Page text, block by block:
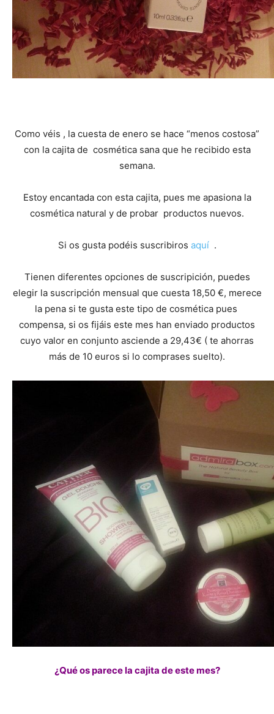
Como véis , la cuesta de enero se hace “menos costosa”
con la cajita de cosmética sana que he recibido esta
semana.
Estoy encantada con esta cajita, pues me apasiona la
cosmética natural y de probar productos nuevos.
Si os gusta podéis suscribiros aquí.
Tienen diferentes opciones de suscripición, puedes
elegir la suscripción mensual que cuesta 18,50 €, merece
la pena si te gusta este tipo de cosmética pues
compensa, si os fijáis este mes han enviado productos
cuyo valor en conjunto asciende a 29,43€ ( te ahorras
más de 10 euros si lo comprases suelto).
¿Qué os parece la cajita de este mes?